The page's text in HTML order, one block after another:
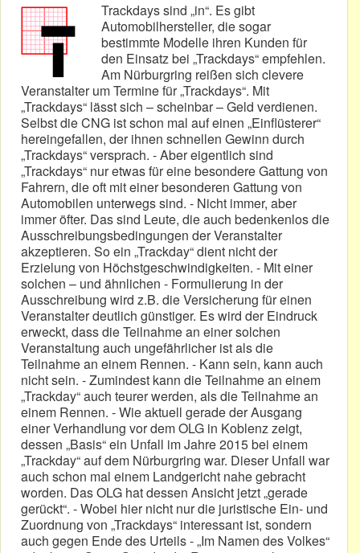
Trackdays sind „in“. Es gibt
Automobilhersteller, die sogar
bestimmte Modelle ihren Kunden für
den Einsatz bei „Trackdays“ empfehlen.
Am Nürburgring reißen sich clevere
Veranstalter um Termine für „Trackdays“. Mit
„Trackdays“ lässt sich – scheinbar – Geld verdienen.
Selbst die CNG ist schon mal auf einen „Einflüsterer“
hereingefallen, der ihnen schnellen Gewinn durch
„Trackdays“ versprach. - Aber eigentlich sind
„Trackdays“ nur etwas für eine besondere Gattung von
Fahrern, die oft mit einer besonderen Gattung von
Automobilen unterwegs sind. - Nicht immer, aber
immer öfter. Das sind Leute, die auch bedenkenlos die
Ausschreibungsbedingungen der Veranstalter
akzeptieren. So ein „Trackday“ dient nicht der
Erzielung von Höchstgeschwindigkeiten. - Mit einer
solchen – und ähnlichen - Formulierung in der
Ausschreibung wird z.B. die Versicherung für einen
Veranstalter deutlich günstiger. Es wird der Eindruck
erweckt, dass die Teilnahme an einer solchen
Veranstaltung auch ungefährlicher ist als die
Teilnahme an einem Rennen. - Kann sein, kann auch
nicht sein. - Zumindest kann die Teilnahme an einem
„Trackday“ auch teurer werden, als die Teilnahme an
einem Rennen. - Wie aktuell gerade der Ausgang
einer Verhandlung vor dem OLG in Koblenz zeigt,
dessen „Basis“ ein Unfall im Jahre 2015 bei einem
„Trackday“ auf dem Nürburgring war. Dieser Unfall war
auch schon mal einem Landgericht nahe gebracht
worden. Das OLG hat dessen Ansicht jetzt „gerade
gerückt“. - Wobei hier nicht nur die juristische Ein- und
Zuordnung von „Trackdays“ interessant ist, sondern
auch gegen Ende des Urteils - „Im Namen des Volkes“